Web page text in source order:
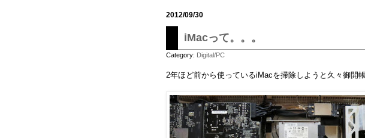
2012/09/30
iMacって。。。
Category: Digital/PC
2年ほど前から使っているiMacを掃除しようと久々御開